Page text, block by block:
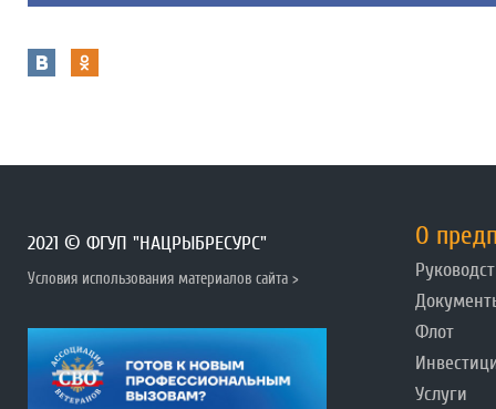
2021 © ФГУП "НАЦРЫБРЕСУРС"
Условия использования материалов сайта >
О
Флот
Услуги